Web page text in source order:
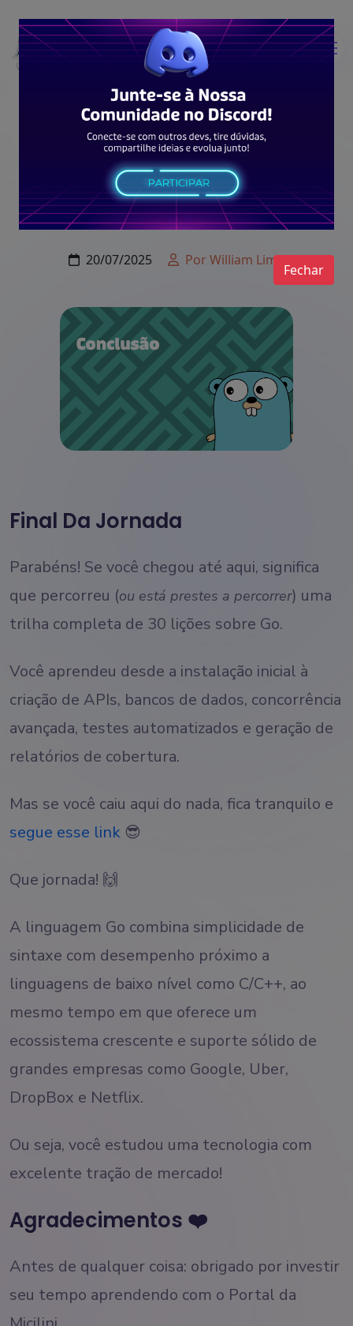
Typescript
Final Da Jornada
20/07/2025 Por William Lima
Final Da Jornada
Parabéns! Se você chegou até aqui, significa
que percorreu (ou está prestes a percorrer) uma
trilha completa de 30 lições sobre Go.
Você aprendeu desde a instalação inicial à
criação de APIs, bancos de dados, concorrência
avançada, testes automatizados e geração de
relatórios de cobertura.
Mas se você caiu aqui do nada, fica tranquilo e
segue esse link 😎
Que jornada! 🙌
A linguagem Go combina simplicidade de
sintaxe com desempenho próximo a
linguagens de baixo nível como C/C++, ao
mesmo tempo em que oferece um
ecossistema crescente e suporte sólido de
grandes empresas como Google, Uber,
DropBox e Netflix.
Ou seja, você estudou uma tecnologia com
excelente tração de mercado!
Agradecimentos ❤️
Antes de qualquer coisa: obrigado por investir
seu tempo aprendendo com o Portal da
Fechar